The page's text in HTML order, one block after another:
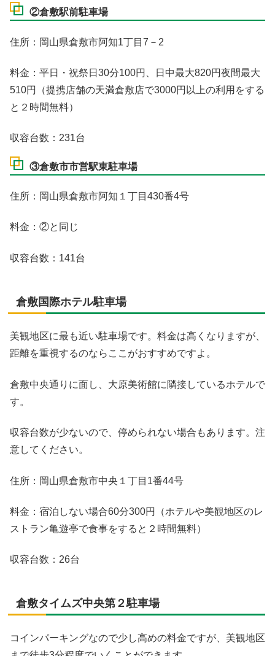
②倉敷駅前駐車場
住所：岡山県倉敷市阿知1丁目7－2
料金：平日・祝祭日30分100円、日中最大820円夜間最大
510円（提携店舗の天満倉敷店で3000円以上の利用をする
と２時間無料）
収容台数：231台
③倉敷市市営駅東駐車場
住所：岡山県倉敷市阿知１丁目430番4号
料金：②と同じ
収容台数：141台
倉敷国際ホテル駐車場
美観地区に最も近い駐車場です。料金は高くなりますが、
距離を重視するのならここがおすすめですよ。
倉敷中央通りに面し、大原美術館に隣接しているホテルで
す。
収容台数が少ないので、停められない場合もあります。注
意してください。
住所：岡山県倉敷市中央１丁目1番44号
料金：宿泊しない場合60分300円（ホテルや美観地区のレ
ストラン亀遊亭で食事をすると２時間無料）
収容台数：26台
倉敷タイムズ中央第２駐車場
コインパーキングなので少し高めの料金ですが、美観地区